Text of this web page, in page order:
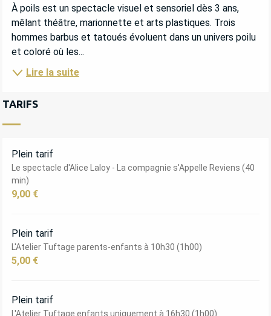
À poils est un spectacle visuel et sensoriel dès 3 ans,
mêlant théâtre, marionnette et arts plastiques. Trois
hommes barbus et tatoués évoluent dans un univers poilu
et coloré où les...
Lire la suite
TARIFS
Plein tarif
Le spectacle d'Alice Laloy - La compagnie s'Appelle Reviens (40
min)
9,00 €
Plein tarif
L'Atelier Tuftage parents-enfants à 10h30 (1h00)
5,00 €
Plein tarif
L'Atelier Tuftage enfants uniquement à 16h30 (1h00)